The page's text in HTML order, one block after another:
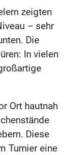
zeigten
– sehr
Die
In vielen
Ort hautnah
Diese
Turnier eine